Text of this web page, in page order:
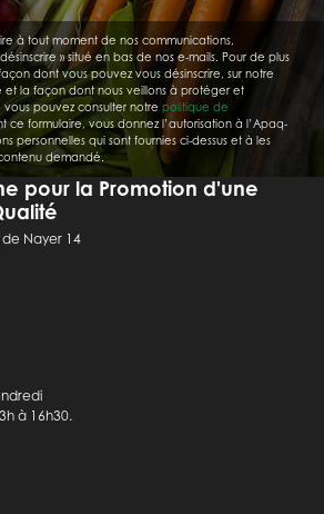
à tout moment de nos communications,
» situé en bas de nos e-mails. Pour de plus
dont vous pouvez vous désinscrire, sur notre
la façon dont nous veillons à protéger et
pouvez consulter notre politique de
ce formulaire, vous donnez l’autorisation à l’Apaq-
personnelles qui sont fournies ci-dessus et à les
demandé.
pour la Promotion d'une
Nayer 14
à 16h30.